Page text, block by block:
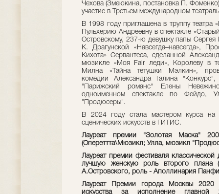
Чехова (Змеюкина, постановка П.
участие в Третьем международном
В 1998 году приглашена в труппу театра
Пульхерию Андреевну в спектакле
Островскому, 237-ю девушку папы Сергея
К. Драгунской «Навсегда–навсегда»,
Кихота» Сервантеса, сделанной
мюзикле «Моя Fair леди», Королеву в
Милна «Тайна тетушки Мэлкин»,
комедии Александра Галина
"Парижский романс" Елены
одноименном спектакле по Фейдо,
"Продюсеры".
В 2024 году стала мастером курса на
сценических искусств в ГИТИС.
Лауреат премии "Золотая Маска"
(Опереттта\Мюзикл; Улла, мюзикл
Лауреат премии фестиваля классической
лучшую женскую роль второго плана
А.Островского, роль - Аполлинария
Лауреат Премии города Москвы 2020
искусства за исполнение